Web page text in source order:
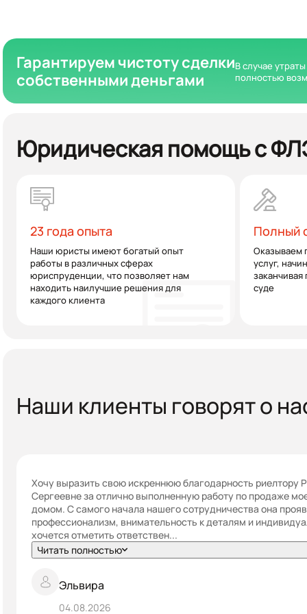
Гарантируем чистоту сделки
собственными деньгами
В случае
полностью
Юридическая помощь с
23 года опыта
Наши юристы имеют богатый опыт
работы в различных сферах
юриспруденции, что позволяет нам
находить наилучшие решения для
каждого клиента
Полный
Оказываем
услуг,
суде
Наши клиенты говорят о
Хочу выразить свою искреннюю благодарность риелтору
Сергеевне за отлично выполненную работу по продаже
домом. С самого начала нашего сотрудничества она
профессионализм, внимательность к деталям и
хочется отметить ответствен...
Читать полностью
Эльвира
04.08.2026